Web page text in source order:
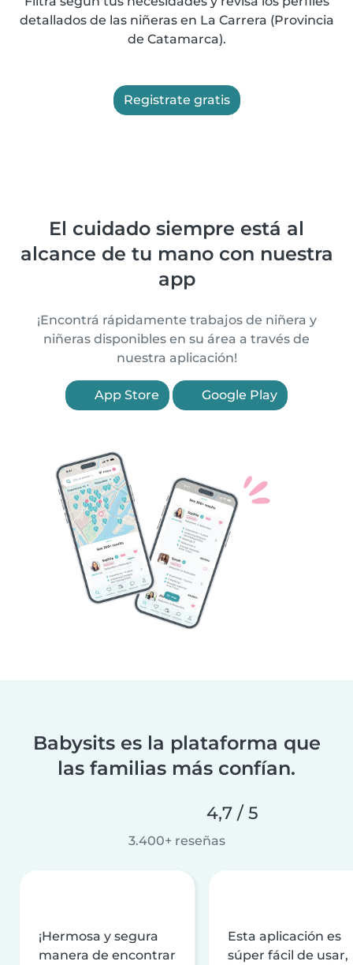
detallados de las niñeras en La Carrera (Provincia
de Catamarca).
Registrate gratis
El cuidado siempre está al
alcance de tu mano con nuestra
app
¡Encontrá rápidamente trabajos de niñera y
niñeras disponibles en su área a través de
nuestra aplicación!
App Store Google Play
Babysits es la plataforma que
las familias más confían.
4,7 / 5
3.400+ reseñas
¡Hermosa y segura
manera de encontrar
Esta aplicación es
súper fácil de usar,